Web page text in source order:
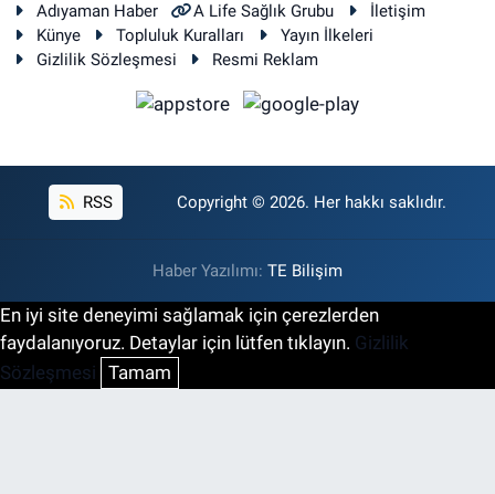
Adıyaman Haber A Life Sağlık Grubu
İletişim
Künye
Topluluk Kuralları
Yayın İlkeleri
Gizlilik Sözleşmesi
Resmi Reklam
RSS Copyright © 2026. Her hakkı saklıdır.
Haber Yazılımı: TE Bilişim
En iyi site deneyimi sağlamak için çerezlerden
faydalanıyoruz. Detaylar için lütfen tıklayın. Gizlilik
Sözleşmesi Tamam